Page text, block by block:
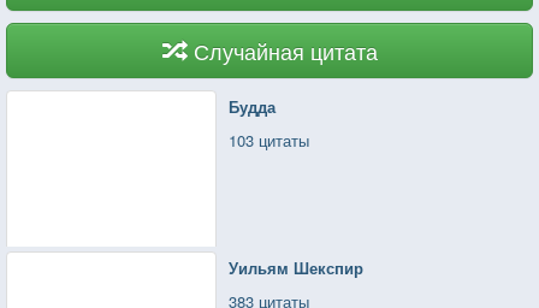
Случайная цитата
Будда
103 цитаты
Уильям Шекспир
383 цитаты